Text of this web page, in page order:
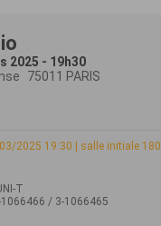
2025 - 19h30
75011 PARIS
2025 19:30 | salle initiale 180
T
1066466 / 3-1066465